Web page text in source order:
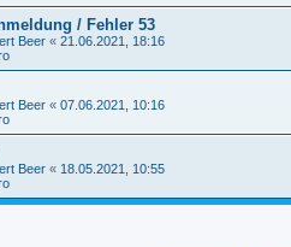
/ Fehler 53
Beer « 21.06.2021, 18:16
Beer « 07.06.2021, 10:16
Beer « 18.05.2021, 10:55